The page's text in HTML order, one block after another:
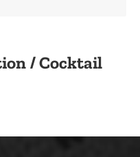
/ Cocktail